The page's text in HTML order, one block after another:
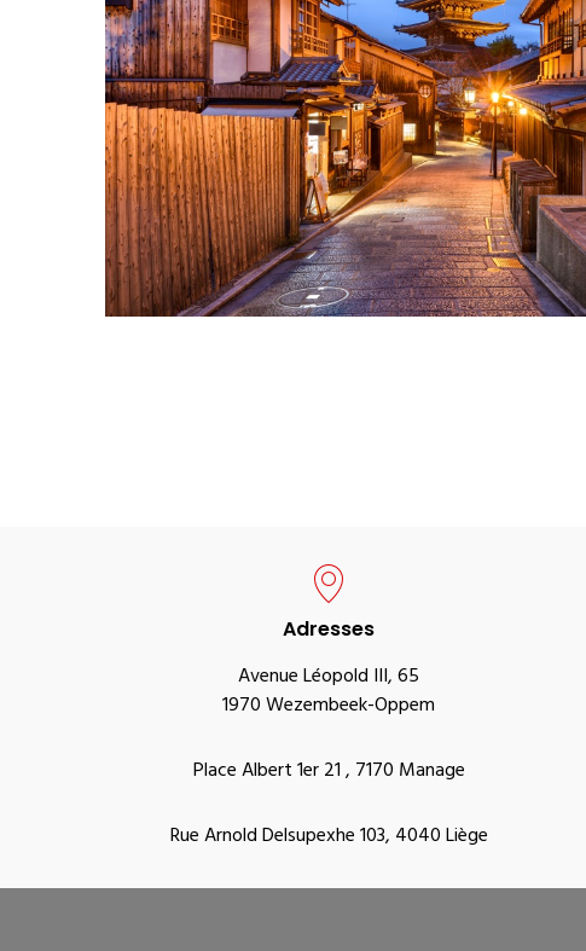
Adresses
Avenue Léopold III, 65
1970 Wezembeek-Oppem
Place Albert 1er 21 , 7170 Manage
Rue Arnold Delsupexhe 103, 4040 Liège